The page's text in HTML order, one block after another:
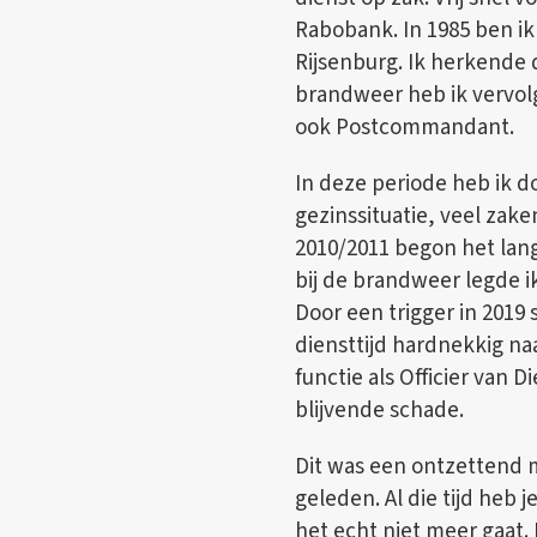
Rabobank. In 1985 ben
Rijsenburg. Ik herkende
brandweer heb ik
ook Postcommandant.
In deze periode heb ik
gezinssituatie, veel
2010/2011 begon het
bij de brandweer legde
Door een trigger in
diensttijd hardnekkig
functie als Officier van
blijvende schade.
Dit was een ontzettend
geleden. Al die tijd heb